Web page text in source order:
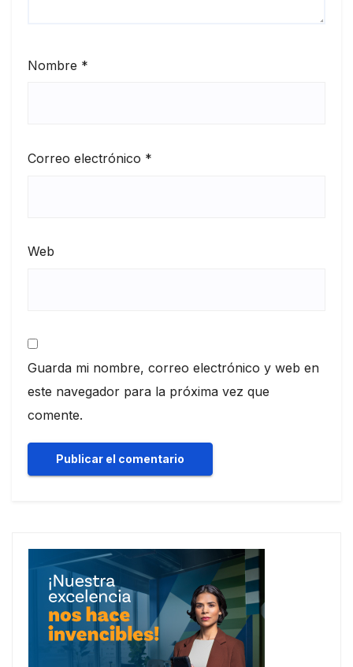
Nombre *
Correo electrónico *
Web
Guarda mi nombre, correo electrónico y web en
este navegador para la próxima vez que
comente.